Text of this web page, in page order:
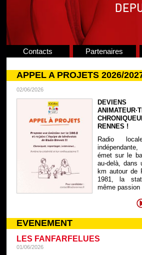
Contacts Partenaires
APPEL A PROJETS 2026/
02/06/2026
DEVIENS
RENNES !
Radio
émet sur le
au-delà, dans
km autour de
1981, la
même
EVENEMENT
LES FANFARFELUES
01/06/2026